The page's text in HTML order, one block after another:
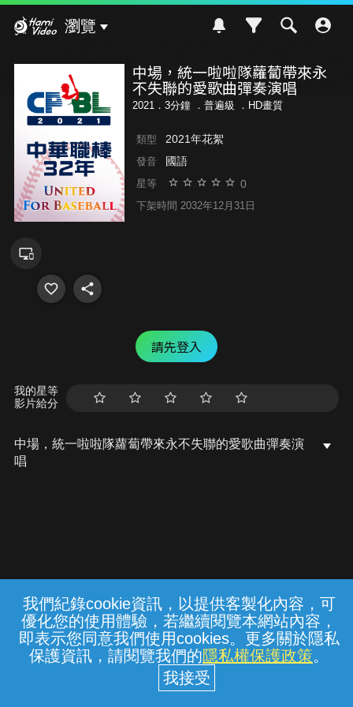
我們紀錄cookie資訊，以提供客製化內容，可
優化您的使用體驗，若繼續閱覽本網站內容，
即表示您同意我們使用cookies。更多關於隱私
保護資訊，請閱覽我們的隱私權保護政策。
瀏覽
中場，統一啦啦隊蘿蔔帶來永
不失聯的愛歌曲彈奏演唱
2021．3分鐘 ． 普遍級 ．HD畫質
類型 2021年花絮
發音 國語
星等 0
下架時間 2032年12月31日
請先登入
我的星等
影片給分
中場，統一啦啦隊蘿蔔帶來永不失聯的愛歌曲彈奏演
唱
常見問題 線上客服 服務條款 隱私權保護
中華電信股份有限公司個人家庭分公司
(統一編號：96979949) © 2026
{{notifyMsg}}